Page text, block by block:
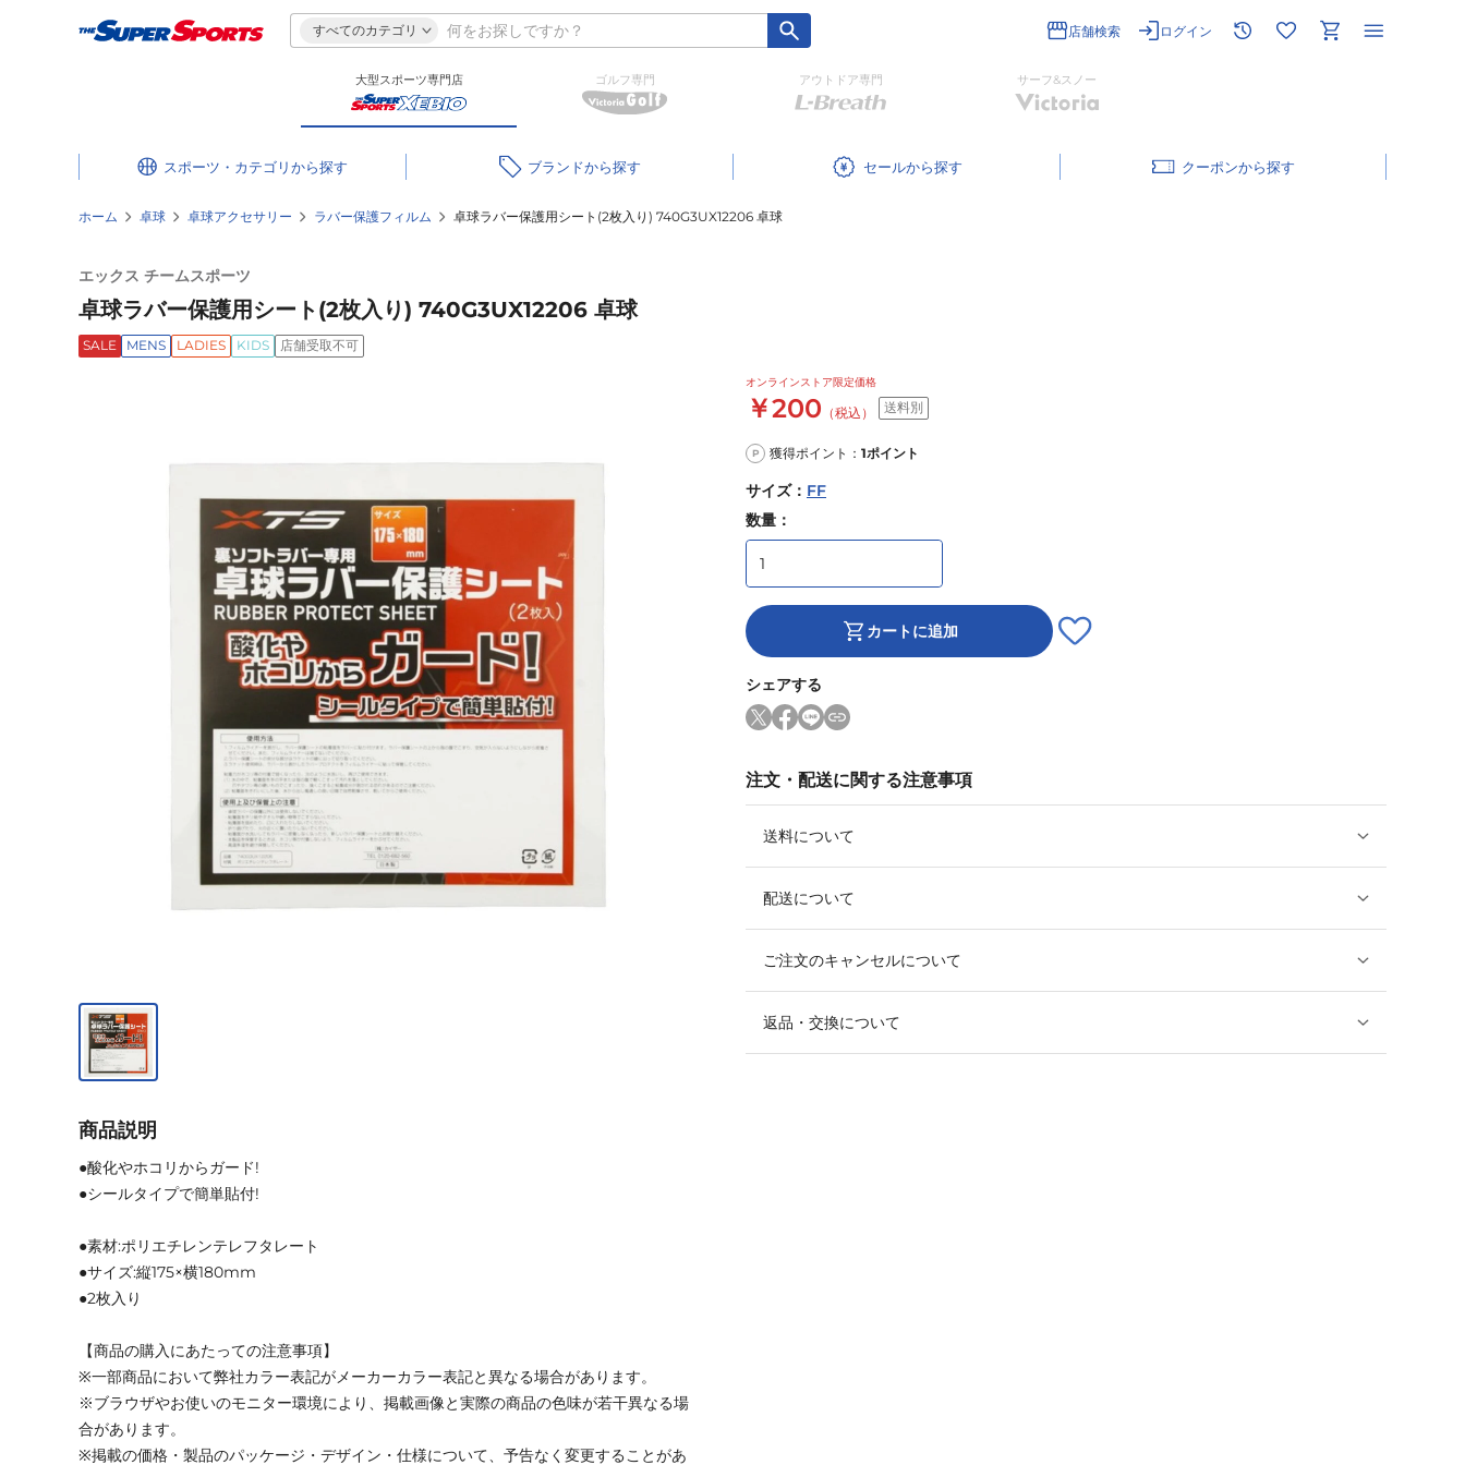
すべてのカテゴリ 店舗検索 ログイン
大型スポーツ専門店 ゴルフ専門 アウトドア専門 サーフ&スノー
スポーツ・カテゴリ ブランド セール クーポン
ホーム 卓球 卓球アクセサリー ラバー保護フィルム 卓球ラバー保護用シート(2枚入り) 740G3UX12206 卓球
エックス チームスポーツ
卓球ラバー保護用シート(2枚入り) 740G3UX12206 卓球
SALE MENS LADIES KIDS 店舗受取不可
オンラインストア限定価格
￥200 （税込） 送料別
P 獲得ポイント： 1ポイント
サイズ： FF
数量：
カートに追加
シェアする
注文・配送に関する注意事項
送料について
配送について
ご注文のキャンセルについて
返品・交換について
商品説明
●酸化やホコリからガード!
●シールタイプで簡単貼付!
●素材:ポリエチレンテレフタレート
●サイズ:縦175×横180mm
●2枚入り
【商品の購入にあたっての注意事項】
※一部商品において弊社カラー表記がメーカーカラー表記と異なる場合があります。
※ブラウザやお使いのモニター環境により、掲載画像と実際の商品の色味が若干異なる場
合があります。
※掲載の価格・製品のパッケージ・デザイン・仕様について、予告なく変更することがあ